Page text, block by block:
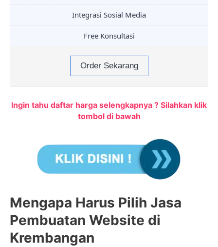
Integrasi Sosial Media
Free Konsultasi
Order Sekarang
Ingin tahu daftar harga selengkapnya ? Silahkan klik
tombol di bawah
Mengapa Harus Pilih Jasa
Pembuatan Website di
Krembangan